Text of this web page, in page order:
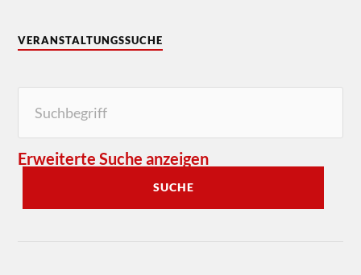
VERANSTALTUNGSSUCHE
Erweiterte Suche anzeigen
SUCHE